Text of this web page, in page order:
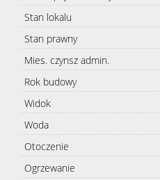
Stan lokalu
Stan prawny
Mies. czynsz admin.
Rok budowy
Widok
Woda
Otoczenie
Ogrzewanie